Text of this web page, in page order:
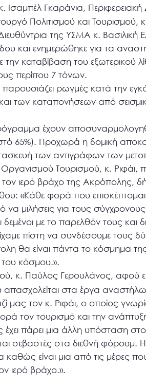
Γκαράνια, Περιφερειακή
Πολιτισμού και Τουρισμού,
της ΥΣΜΑ κ. Βασιλική
και ενημερώθηκε για τα
καταβίβαση του εξωτερικού
περίπου 7 τόνων.
παρουσιάζει ρωγμές κατά την
των καταπονήσεων από
έχουν
65%). Προχωρά η δομική
των αντιγράφων των
Τουρισμού, κ.
τον ιερό βράχο της Ακρόπολης,
«Κάθε φορά που
να μιλήσεις για τους
με το παρελθόν τους και
πίστη να συνδέσουμε τους
θα είναι πάντα το κόσμημα
του κόσμου.».
κ. Παύλος Γερουλάνος, αφού
στα έργα
μας τον κ. Ριφάι, ο οποίος
τον τουρισμό και την
έχει πάρει μια άλλη υπόσταση
σεβαστές στα διεθνή
καθώς είναι μια από τις μέρες
ιερό βράχο.».